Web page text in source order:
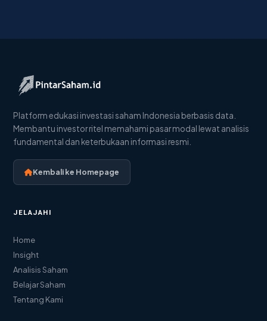
Platform edukasi investasi saham Indonesia berbasis data.
Membantu investor ritel memahami pasar modal lewat analisis
fundamental dan keterbukaan informasi resmi.
Kembali ke Homepage
JELAJAHI
Home
Insight
Analisis Saham
Belajar Saham
Tentang Kami